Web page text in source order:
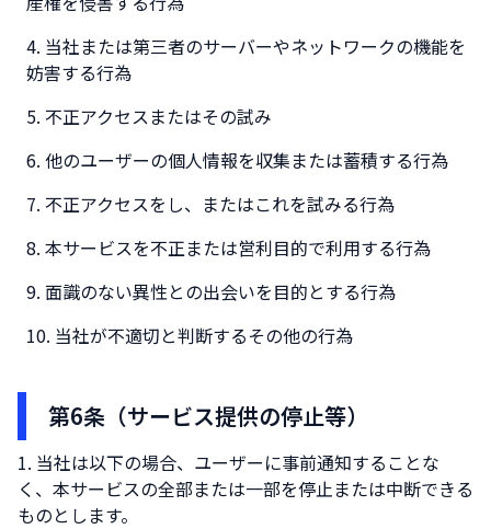
当社または第三者のサーバーやネットワークの機能を
妨害する行為
不正アクセスまたはその試み
他のユーザーの個人情報を収集または蓄積する行為
不正アクセスをし、またはこれを試みる行為
本サービスを不正または営利目的で利用する行為
面識のない異性との出会いを目的とする行為
当社が不適切と判断するその他の行為
第6条（サービス提供の停止等）
当社は以下の場合、ユーザーに事前通知することな
く、本サービスの全部または一部を停止または中断できる
ものとします。